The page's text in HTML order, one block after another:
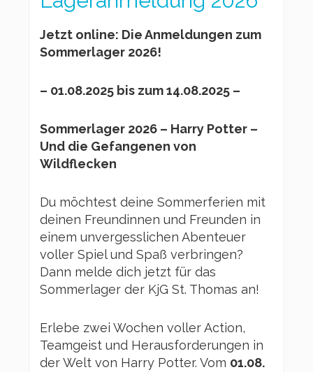
Jetzt online: Die Anmeldungen zum
Sommerlager 2026!
– 01.08.2025 bis zum 14.08.2025 –
Sommerlager 2026 – Harry Potter –
Und die Gefangenen von
Wildflecken
Du möchtest deine Sommerferien mit
deinen Freundinnen und Freunden in
einem unvergesslichen Abenteuer
voller Spiel und Spaß verbringen?
Dann melde dich jetzt für das
Sommerlager der KjG St. Thomas an!
Erlebe zwei Wochen voller Action,
Teamgeist und Herausforderungen in
der Welt von Harry Potter. Vom 01.08.